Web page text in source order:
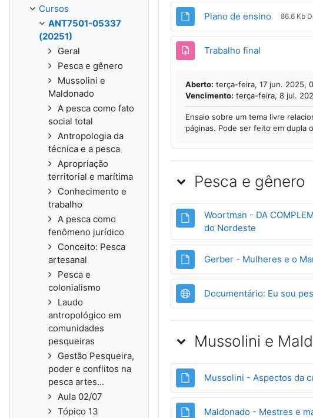
Plano de ensinoArquivo
86.6 Kb
Trabalho finalTarefa
Aberto: terça-feira, 17 jun. 2025,
Vencimento: terça-feira, 8 jul.
Ensaio sobre um tema livre
páginas. Pode ser feito em dupla
Pesca e gênero
Woortman - DA
do NordesteArquivo
Gerber - Mulheres e o
Documentário: Eu sou
Mussolini e
Mussolini - Aspectos da
Maldonado - Mestres e
Cursos
ANT7501-05337
(20251)
Geral
Pesca e gênero
Mussolini e
Maldonado
A pesca como fato
social total
Antropologia da
técnica e a pesca
Apropriação
territorial e marítima
Conhecimento e
trabalho
A pesca como
fenômeno jurídico
Conceito: Pesca
artesanal
Pesca e
colonialismo
Laudo
antropológico em
comunidades
pesqueiras
Gestão Pesqueira,
poder e conflitos na
pesca artes...
Aula 02/07
Tópico 13